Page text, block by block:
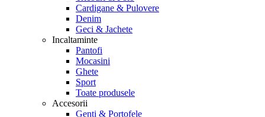
Cardigane & Pulovere
Denim
Geci & Jachete
Incaltaminte
Pantofi
Mocasini
Ghete
Sport
Toate produsele
Accesorii
Genti & Portofele